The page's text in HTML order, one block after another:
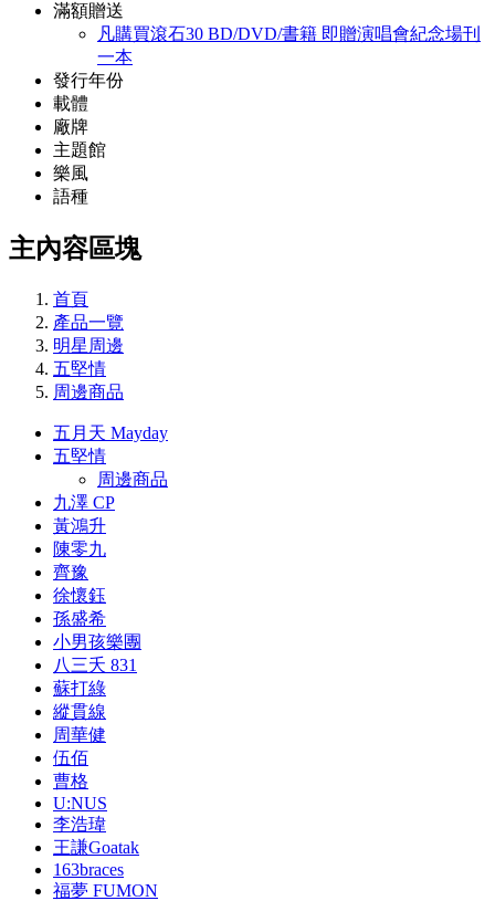
滿額贈送
凡購買滾石30 BD/DVD/書籍 即贈演唱會紀念場刊
一本
發行年份
載體
廠牌
主題館
樂風
語種
主內容區塊
首頁
產品一覽
明星周邊
五堅情
周邊商品
五月天 Mayday
五堅情
周邊商品
九澤 CP
黃鴻升
陳零九
齊豫
徐懷鈺
孫盛希
小男孩樂團
八三夭 831
蘇打綠
縱貫線
周華健
伍佰
曹格
U:NUS
李浩瑋
王謙Goatak
163braces
福夢 FUMON